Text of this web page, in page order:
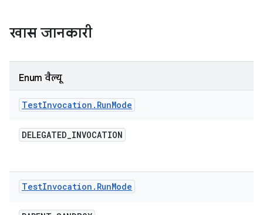
खास जानकारी
Enum वैल्यू
TestInvocation . RunMode
DELEGATED_INVOCATION
TestInvocation . RunMode